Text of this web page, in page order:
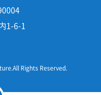
1-6-1
Rights Reserved.